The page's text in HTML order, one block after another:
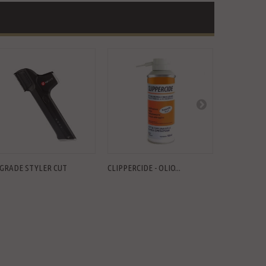
STYLER CUT CLIPPERCIDE - OLIO...